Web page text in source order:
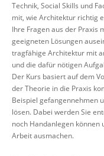
Technik, Social Skills und
mit, wie Architektur richtig
Ihre Fragen aus der Praxis
geeigneten Lösungen
tragfähige Architektur mit
und die dafür nötigen
Der Kurs basiert auf dem
der Theorie in die Praxis
Beispiel gefangennehmen
lösen. Dabei werden Sie
noch Handanlegen können
Arbeit ausmachen.